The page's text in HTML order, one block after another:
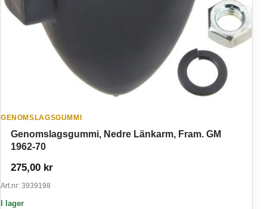
GENOMSLAGSGUMMI
Genomslagsgummi, Nedre Länkarm, Fram. GM
1962-70
275,00 kr
Art.nr: 3939198
I lager